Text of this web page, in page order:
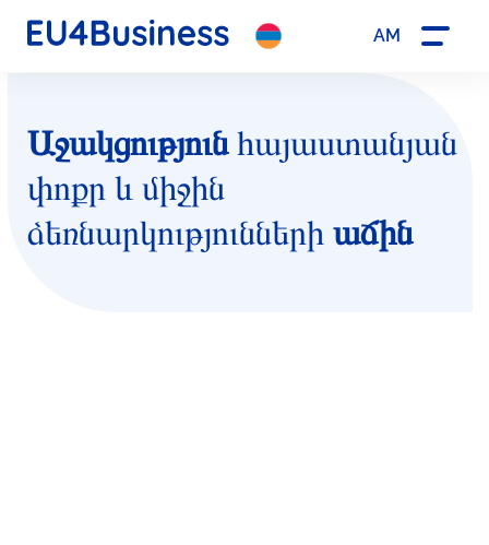
Աջակցությունհայաստանյան
փոքր և միջին
ձեռնարկությունների աճին
AM